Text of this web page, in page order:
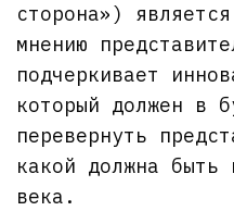
сторона»)
мнению
подчеркивает
который должен в
перевернуть
какой должна быть
века.